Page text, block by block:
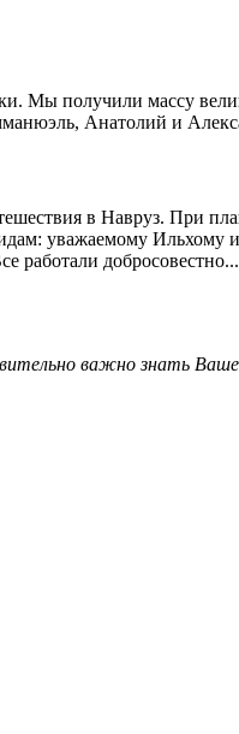
Мы получили массу
Анатолий и
в Навруз. При
уважаемому Ильхому
работали добросовестно...
важно знать